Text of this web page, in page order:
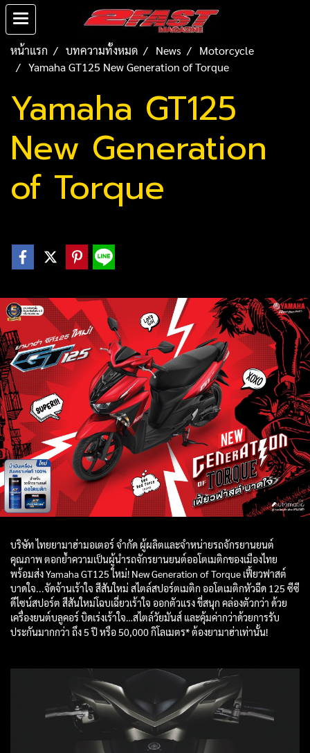
หน้าแรก บทความทั้งหมด News
Motorcycle
Yamaha GT125 New Generation of Torque
Yamaha GT125
New Generation
of Torque
บริษัท ไทยยามาฮ่ามอเตอร์ จำกัด ผู้ผลิตและจำหน่ายรถจักรยานยนต์
คุณภาพ ตอกย้ำความเป็นผู้นำรถจักรยานยนต์ออโตเมติกของเมืองไทย
พร้อมส่ง Yamaha GT125 ใหม่! New Generation of Torque เฟี้ยวฟาสต์
บาดใจ...จัดจ้านเร้าใจ สีสันใหม่ สไตล์สปอร์ตเมติก ออโตเมติกหัวฉีด 125 ซีซี
ดีไซน์สปอร์ต สีสันใหม่โฉบเฉี่ยวเร้าใจ ออกตัวแรง ขี่สนุก คล่องตัวกว่า ด้วย
เครื่องยนต์บลูคอร์ บิดเร่งเร้าใจ…สไตล์วัยมันส์ และคุ้มค่ากว่าด้วยการรับ
ประกันมากกว่า ถึง 5 ปี หรือ 50,000 กิโลเมตร* ต้องยามาฮ่าเท่านั้น!